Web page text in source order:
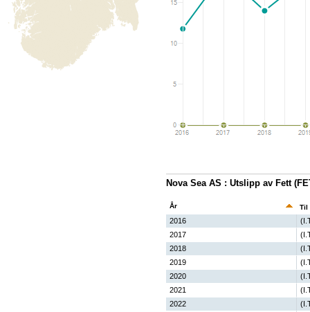
Nova Sea AS : Utslipp av Fett
År
2016
2017
2018
2019
2020
2021
2022